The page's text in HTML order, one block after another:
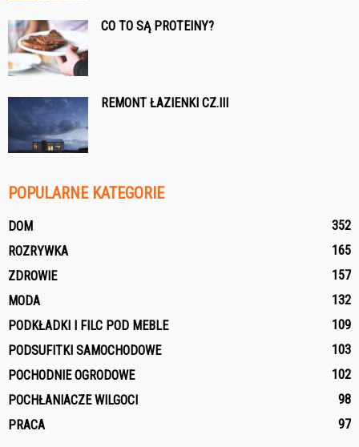
CO TO SĄ PROTEINY?
REMONT ŁAZIENKI CZ.III
POPULARNE KATEGORIE
DOM
352
ROZRYWKA
165
ZDROWIE
157
MODA
132
PODKŁADKI I FILC POD MEBLE
109
PODSUFITKI SAMOCHODOWE
103
POCHODNIE OGRODOWE
102
POCHŁANIACZE WILGOCI
98
PRACA
97